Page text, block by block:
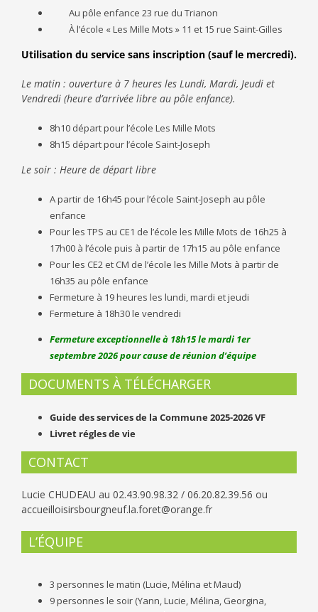
Au pôle enfance 23 rue du Trianon
À l’école « Les Mille Mots » 11 et 15 rue Saint-Gilles
Utilisation du service sans inscription (sauf le mercredi).
Le matin : ouverture à 7 heures les Lundi, Mardi, Jeudi et
Vendredi (heure d’arrivée libre au pôle enfance).
8h10 départ pour l’école Les Mille Mots
8h15 départ pour l’école Saint-Joseph
Le soir : Heure de départ libre
A partir de 16h45 pour l’école Saint-Joseph au pôle
enfance
Pour les TPS au CE1 de l’école les Mille Mots de 16h25 à
17h00 à l’école puis à partir de 17h15 au pôle enfance
Pour les CE2 et CM de l’école les Mille Mots à partir de
16h35 au pôle enfance
Fermeture à 19 heures les lundi, mardi et jeudi
Fermeture à 18h30 le vendredi
Fermeture exceptionnelle à 18h15 le mardi 1er
septembre 2026 pour cause de réunion d’équipe
DOCUMENTS À TÉLÉCHARGER
Guide des services de la Commune 2025-2026 VF
Livret régles de vie
CONTACT
Lucie CHUDEAU au 02.43.90.98.32 / 06.20.82.39.56 ou
accueilloisirsbourgneuf.la.foret@orange.fr
L’ÉQUIPE
3 personnes le matin (Lucie, Mélina et Maud)
9 personnes le soir (Yann, Lucie, Mélina, Georgina,